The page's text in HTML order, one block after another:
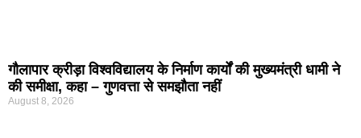
गौलापार क्रीड़ा विश्वविद्यालय के निर्माण कार्यों की मुख्यमंत्री धामी ने
की समीक्षा, कहा – गुणवत्ता से समझौता नहीं
August 8, 2026